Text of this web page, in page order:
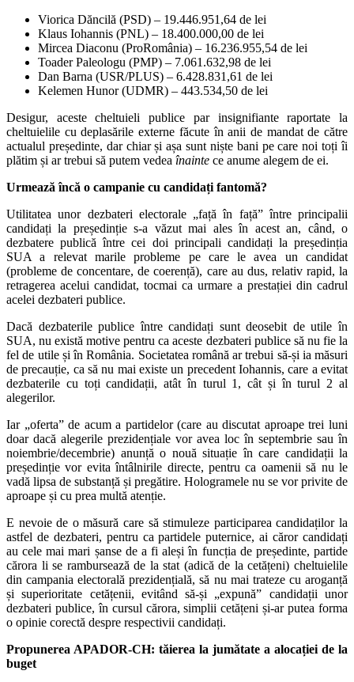
Viorica Dăncilă (PSD) – 19.446.951,64 de lei
Klaus Iohannis (PNL) – 18.400.000,00 de lei
Mircea Diaconu (ProRomânia) – 16.236.955,54 de lei
Toader Paleologu (PMP) – 7.061.632,98 de lei
Dan Barna (USR/PLUS) – 6.428.831,61 de lei
Kelemen Hunor (UDMR) – 443.534,50 de lei
Desigur, aceste cheltuieli publice par insignifiante raportate la
cheltuielile cu deplasările externe făcute în anii de mandat de către
actualul președinte, dar chiar și așa sunt niște bani pe care noi toți îi
plătim și ar trebui să putem vedea înainte ce anume alegem de ei.
Urmează încă o campanie cu candidați fantomă?
Utilitatea unor dezbateri electorale „față în față” între principalii
candidați la președinție s-a văzut mai ales în acest an, când, o
dezbatere publică între cei doi principali candidați la președinția
SUA a relevat marile probleme pe care le avea un candidat
(probleme de concentare, de coerență), care au dus, relativ rapid, la
retragerea acelui candidat, tocmai ca urmare a prestației din cadrul
acelei dezbateri publice.
Dacă dezbaterile publice între candidați sunt deosebit de utile în
SUA, nu există motive pentru ca aceste dezbateri publice să nu fie la
fel de utile și în România. Societatea română ar trebui să-și ia măsuri
de precauție, ca să nu mai existe un precedent Iohannis, care a evitat
dezbaterile cu toți candidații, atât în turul 1, cât și în turul 2 al
alegerilor.
Iar „oferta” de acum a partidelor (care au discutat aproape trei luni
doar dacă alegerile prezidențiale vor avea loc în septembrie sau în
noiembrie/decembrie) anunță o nouă situație în care candidații la
președinție vor evita întâlnirile directe, pentru ca oamenii să nu le
vadă lipsa de substanță și pregătire. Hologramele nu se vor privite de
aproape și cu prea multă atenție.
E nevoie de o măsură care să stimuleze participarea candidaților la
astfel de dezbateri, pentru ca partidele puternice, ai căror candidați
au cele mai mari șanse de a fi aleși în funcția de președinte, partide
cărora li se rambursează de la stat (adică de la cetățeni) cheltuielile
din campania electorală prezidențială, să nu mai trateze cu aroganță
și superioritate cetățenii, evitând să-și „expună” candidații unor
dezbateri publice, în cursul cărora, simplii cetățeni și-ar putea forma
o opinie corectă despre respectivii candidați.
Propunerea APADOR-CH: tăierea la jumătate a alocației de la
buget